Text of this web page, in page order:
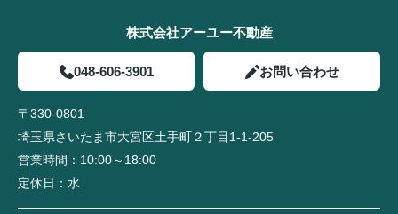
株式会社アーユー不動産
048-606-3901 お問い合わせ
〒330-0801
埼玉県さいたま市大宮区土手町２丁目1-1-205
営業時間： 10:00～18:00
定休日： 水